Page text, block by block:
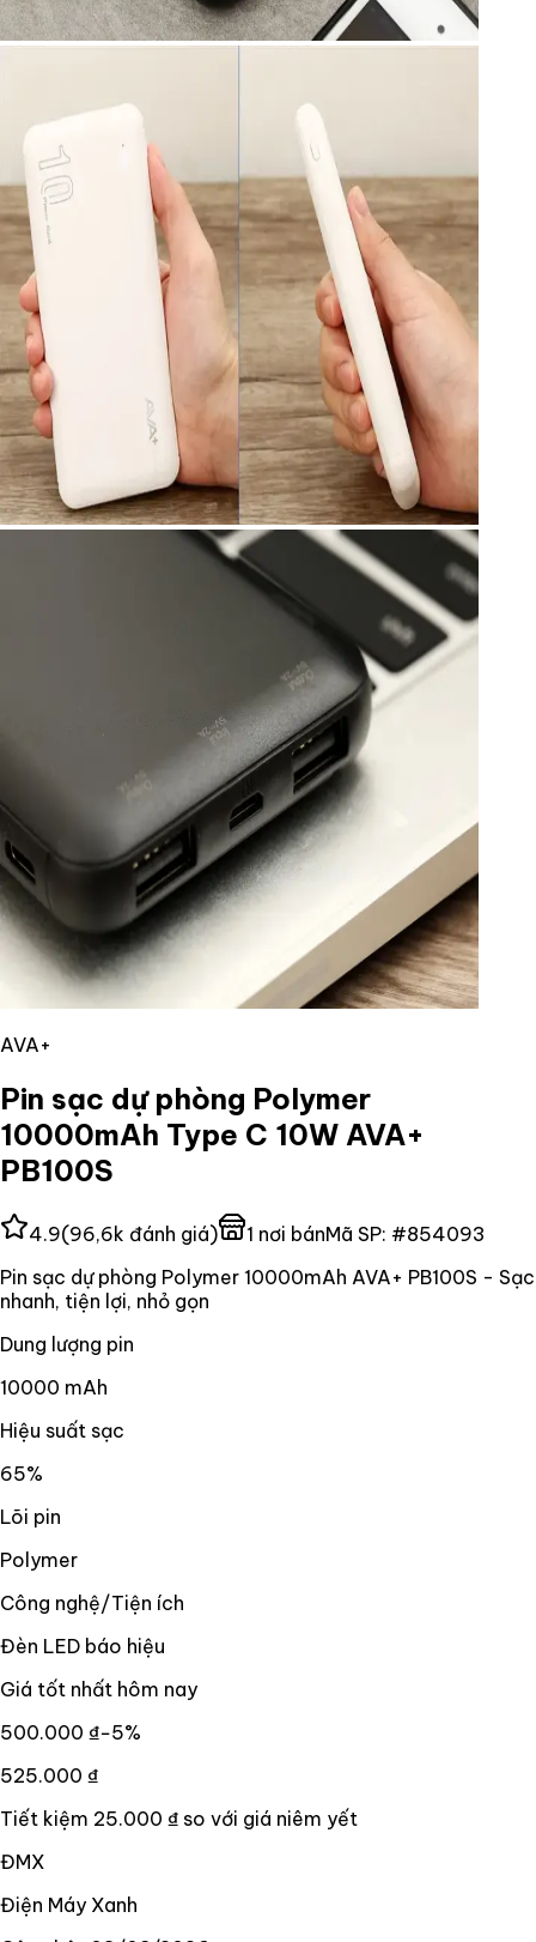
AVA+
Pin sạc dự phòng Polymer
10000mAh Type C 10W AVA+
PB100S
4.9(96,6k đánh giá) 1 nơi bánMã SP: #854093
Pin sạc dự phòng Polymer 10000mAh AVA+ PB100S - Sạc
nhanh, tiện lợi, nhỏ gọn
Dung lượng pin
10000 mAh
Hiệu suất sạc
65%
Lõi pin
Polymer
Công nghệ/Tiện ích
Đèn LED báo hiệu
Giá tốt nhất hôm nay
500.000 ₫−5%
525.000 ₫
Tiết kiệm 25.000 ₫ so với giá niêm yết
ĐMX
Điện Máy Xanh